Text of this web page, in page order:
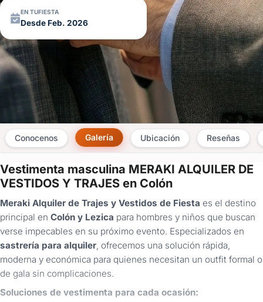
EN TUFIESTA
Desde Feb. 2026
Conocenos Galería Ubicación Reseñas
Vestimenta masculina MERAKI ALQUILER DE
VESTIDOS Y TRAJES en Colón
Meraki Alquiler de Trajes y Vestidos de Fiesta es el destino
principal en Colón y Lezica para hombres y niños que buscan
verse impecables en su próximo evento. Especializados en
sastrería para alquiler , ofrecemos una solución rápida,
moderna y económica para quienes necesitan un outfit formal o
de gala sin complicaciones.
Soluciones de vestimenta para cada ocasión:
×
Consultar
¿Ya
tenés
cuenta?
Iniciá
sesión
aquí
para